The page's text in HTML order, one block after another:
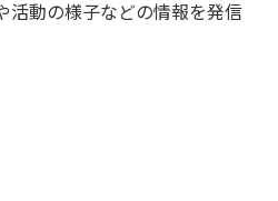
活動の様子などの情報を発信